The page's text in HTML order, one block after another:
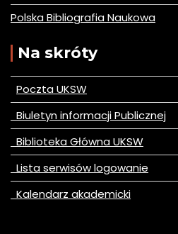
Polska Bibliografia Naukowa
Na skróty
Poczta UKSW
Biuletyn informacji Publicznej
Biblioteka Główna UKSW
Lista serwisów logowanie
Kalendarz akademicki